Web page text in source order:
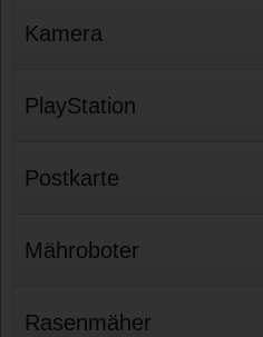
Kamera
PlayStation
Postkarte
Mähroboter
Rasenmäher